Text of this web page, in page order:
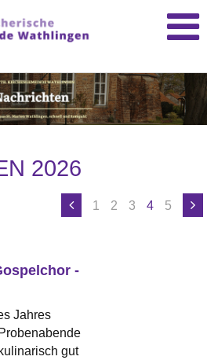
2026
1 2 3 4 5
-
Jahres
gut